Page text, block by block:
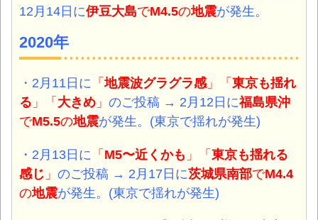
12月14日に伊豆大島でM4.5の地震が発生。
2020年
・2月11日 に 「地震波グラグラ感 」「 東京も揺れ
る 」「 大きめ 」 のご投稿 → 2月12日に福島県沖
でM5.5の地震が発生。(東京で揺れが発生)
・2月13日 に 「 M5〜近くかも 」「 東京も揺れる
感じ 」 のご投稿 → 2月17日に茨城県南部でM4.4
の地震が発生。 (東京で揺れが発生)